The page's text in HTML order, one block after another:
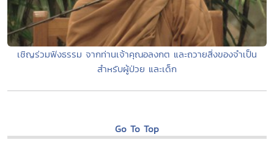
เชิญร่วมฟังธรรม จากท่านเจ้าคุณอลงกต และถวายสิ่งของจำเป็น
สำหรับผู้ป่วย และเด็ก
Go To Top